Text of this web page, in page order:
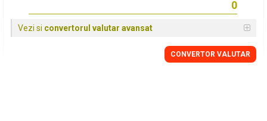
Vezi si convertorul valutar avansat
CONVERTOR VALUTAR